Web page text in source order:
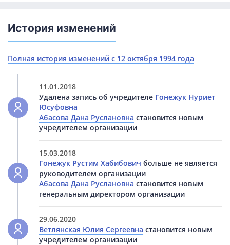
История изменений
Полная история изменений с 12 октября 1994 года
11.01.2018
Удалена запись об учредителе Гонежук Нуриет
Юсуфовна
Абасова Дана Руслановна становится новым
учредителем организации
15.03.2018
Гонежук Рустим Хабибович больше не является
руководителем организации
Абасова Дана Руслановна становится новым
генеральным директором организации
29.06.2020
Ветлянская Юлия Сергеевна становится новым
учредителем организации